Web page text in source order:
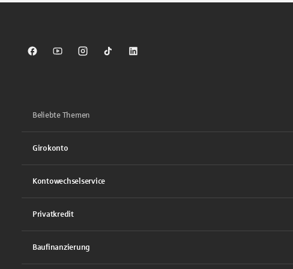
Sparkasse auf Facebook
Sparkasse auf Youtube
Sparkasse auf Instagram
Sparkasse auf TikTok
Sparkasse auf LinkedIn
Beliebte Themen
Girokonto
Kontowechselservice
Privatkredit
Baufinanzierung